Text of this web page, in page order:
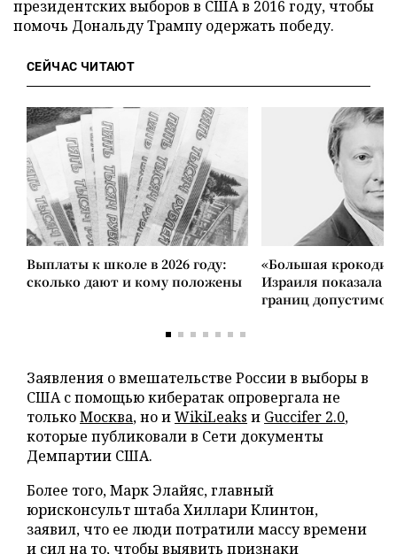
президентских выборов в США в 2016 году, чтобы
помочь Дональду Трампу одержать победу.
СЕЙЧАС ЧИТАЮТ
Выплаты к школе в 2026 году:
сколько дают и кому положены
«Большая
Израиля показала
границ
Заявления о вмешательстве России в выборы в
США с помощью кибератак опровергала не
толькоМосква, но иWikiLeaks и Guccifer 2.0,
которые публиковали в Сети документы
Демпартии США.
Более того, Марк Элайяс, главный
юрисконсульт штаба Хиллари Клинтон,
заявил, что ее люди потратили массу времени
и сил на то, чтобы выявить признаки